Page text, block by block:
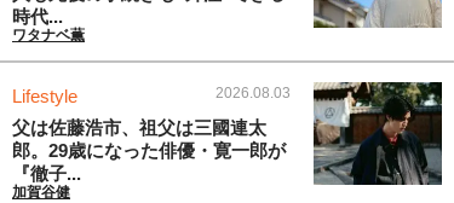
時代...
ワタナベ薫
Lifestyle 2026.08.03
父は佐藤浩市、祖父は三國連太
郎。29歳になった俳優・寛一郎が
『徹子...
加賀谷健